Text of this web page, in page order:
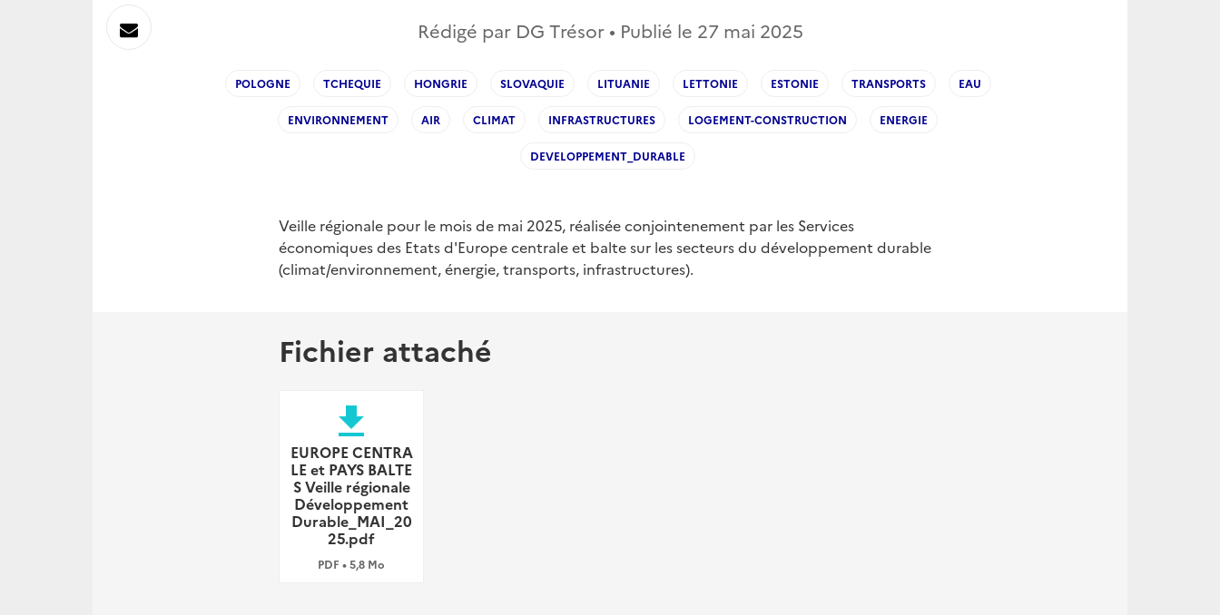
Rédigé par DG Trésor • Publié le 27 mai 2025
POLOGNE TCHEQUIE HONGRIE SLOVAQUIE LITUANIE LETTONIE ESTONIE TRANSPORTS EAU
ENVIRONNEMENT AIR CLIMAT INFRASTRUCTURES LOGEMENT-CONSTRUCTION ENERGIE
DEVELOPPEMENT_DURABLE
Veille régionale pour le mois de mai 2025, réalisée conjointenement par les Services
économiques des Etats d'Europe centrale et balte sur les secteurs du développement durable
(climat/environnement, énergie, transports, infrastructures).
Fichier attaché
file_download
EUROPE CENTRA
LE et PAYS BALTE
S Veille régionale
Développement
Durable_MAI_20
25.pdf
PDF • 5,8 Mo
sur
Envoyer